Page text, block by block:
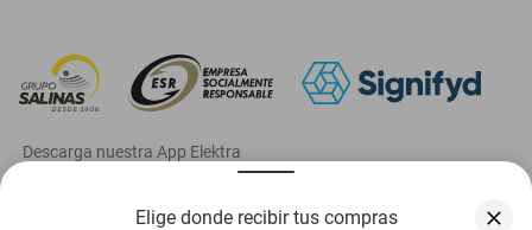
Elige donde recibir tus compras
‎ Descarga nuestra App Elektra